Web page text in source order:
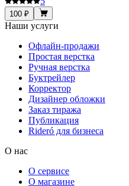
100 ₽
Наши услуги
Офлайн-продажи
Простая верстка
Ручная верстка
Буктрейлер
Корректор
Дизайнер обложки
Заказ тиража
Публикация
Rideró для бизнеса
О нас
О сервисе
О магазине